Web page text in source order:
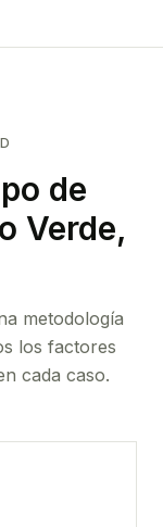
de
Verde,
metodología
los factores
cada caso.